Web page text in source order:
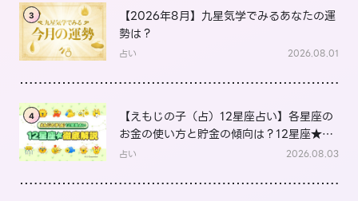
3
【2026年8月】九星気学でみるあなたの運
勢は？
占い 2026.08.01
4
【えもじの子（占）12星座占い】各星座の
お金の使い方と貯金の傾向は？12星座★徹
底解説
占い 2026.08.03